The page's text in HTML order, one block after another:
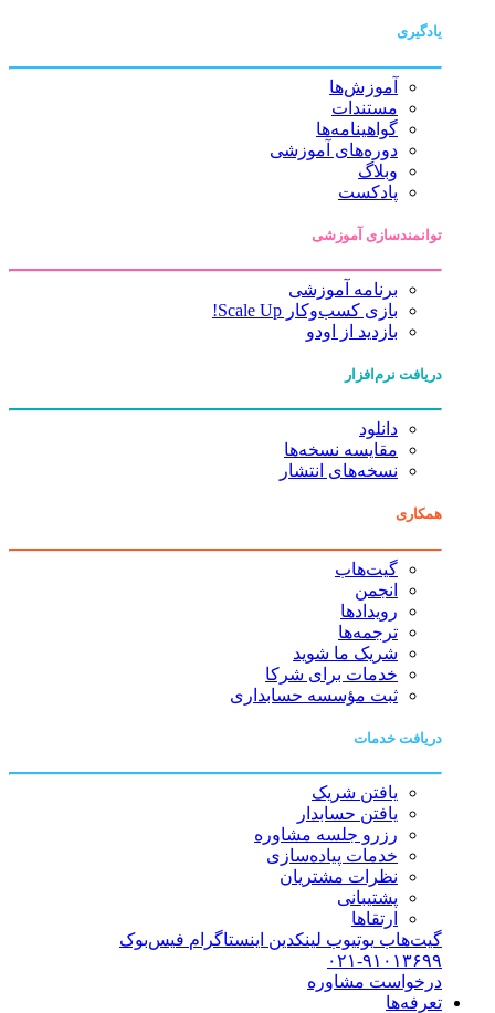
یادگیری
آموزش‌ها
مستندات
گواهینامه‌ها
دوره‌های آموزشی
وبلاگ
پادکست
توانمندسازی آموزشی
برنامه آموزشی
بازی کسب‌وکار Scale Up!
بازدید از اودو
دریافت نرم‌افزار
دانلود
مقایسه نسخه‌ها
نسخه‌های انتشار
همکاری
گیت‌هاب
انجمن
رویدادها
ترجمه‌ها
شریک ما شوید
خدمات برای شرکا
ثبت مؤسسه حسابداری
دریافت خدمات
یافتن شریک
یافتن حسابدار
رزرو جلسه مشاوره
خدمات پیاده‌سازی
نظرات مشتریان
پشتیبانی
ارتقاها
گیت‌هاب یوتیوب لینکدین اینستاگرام فیس‌بوک
۰۲۱-۹۱۰۱۳۶۹۹
درخواست مشاوره
تعرفه‌ها